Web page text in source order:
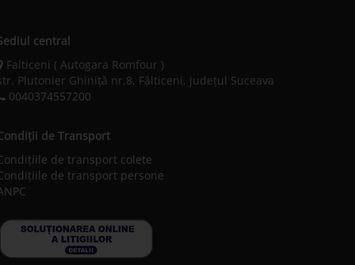
central
Falticeni ( Autogara Romfour )
Plutonier Ghiniţă nr.8, Fălticeni, judeţul Suceava
0040374557200
de Transport
de transport colete
de transport persone